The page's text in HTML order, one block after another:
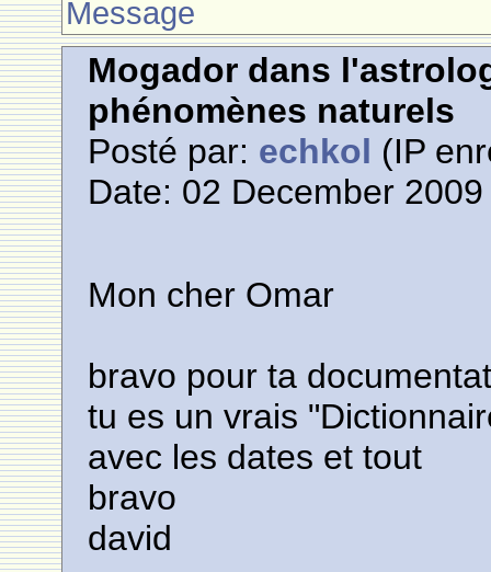
Message
Mogador dans
phénomènes naturels
Posté par: echkol (IP
Date: 02 December
Mon cher Omar
bravo pour ta
tu es un vrais
avec les dates et tout
bravo
david